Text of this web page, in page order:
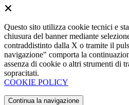
Questo sito utilizza cookie tecnici e
chiusura del banner mediante
contraddistinto dalla X o tramite il
navigazione" comporta la
assenza di cookie o altri strumenti di
sopracitati.
COOKIE POLICY
Continua la navigazione